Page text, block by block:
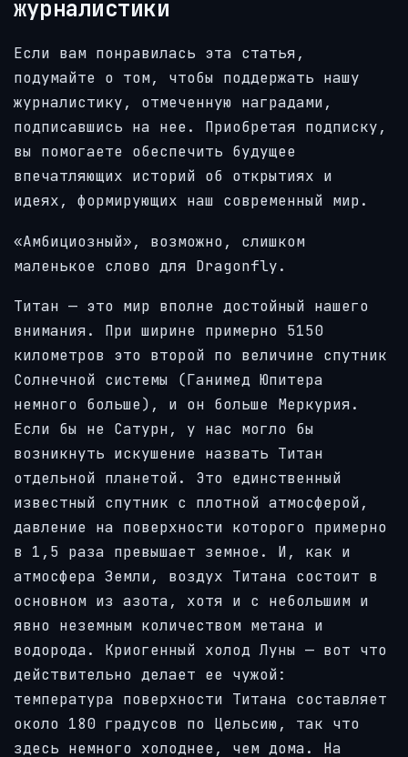
журналистики
Если вам понравилась эта статья,
подумайте о том, чтобы поддержать нашу
журналистику, отмеченную наградами,
подписавшись на нее. Приобретая подписку,
вы помогаете обеспечить будущее
впечатляющих историй об открытиях и
идеях, формирующих наш современный мир.
«Амбициозный», возможно, слишком
маленькое слово для Dragonfly.
Титан — это мир вполне достойный нашего
внимания. При ширине примерно 5150
километров это второй по величине спутник
Солнечной системы (Ганимед Юпитера
немного больше), и он больше Меркурия.
Если бы не Сатурн, у нас могло бы
возникнуть искушение назвать Титан
отдельной планетой. Это единственный
известный спутник с плотной атмосферой,
давление на поверхности которого примерно
в 1,5 раза превышает земное. И, как и
атмосфера Земли, воздух Титана состоит в
основном из азота, хотя и с небольшим и
явно неземным количеством метана и
водорода. Криогенный холод Луны — вот что
действительно делает ее чужой:
температура поверхности Титана составляет
около 180 градусов по Цельсию, так что
здесь немного холоднее, чем дома. На